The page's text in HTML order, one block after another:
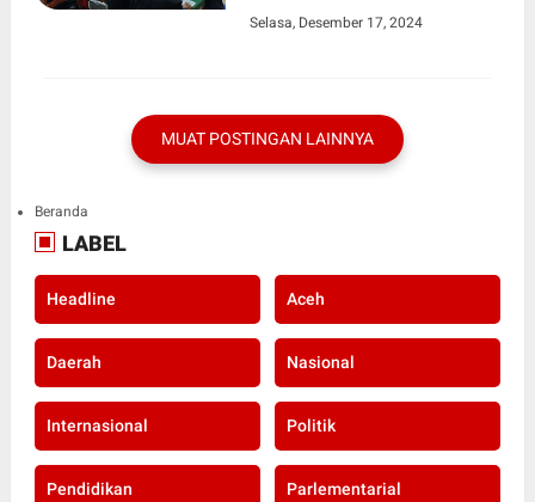
Selasa, Desember 17, 2024
MUAT POSTINGAN LAINNYA
Beranda
LABEL
Headline Aceh
Daerah Nasional
Internasional Politik
Pendidikan Parlementarial